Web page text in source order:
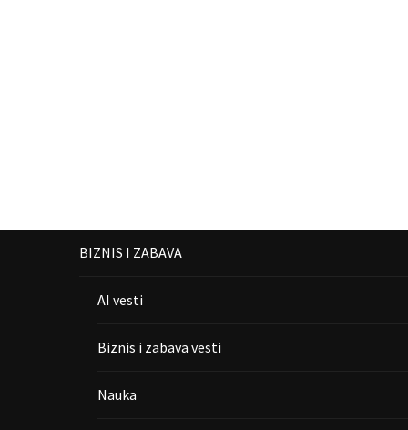
BIZNIS I ZABAVA
AI vesti
Biznis i zabava vesti
Nauka